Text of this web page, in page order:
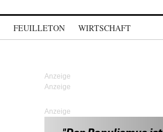
FEUILLETON WIRTSCHAFT
Anzeige